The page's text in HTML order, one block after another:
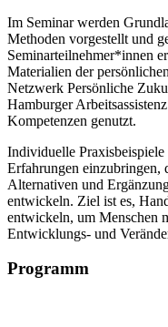
Im Seminar werden
Methoden vorgestellt und
Seminarteilnehmer*innen
Materialien der
Netzwerk Persönliche
Hamburger
Kompetenzen genutzt.
Individuelle
Erfahrungen einzubringen,
Alternativen und
entwickeln. Ziel ist es,
entwickeln, um Menschen
Entwicklungs- und
Programm